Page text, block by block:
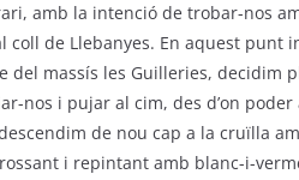
amb la intenció de trobar-nos
coll de Llebanyes. En aquest punt
del massís les Guilleries, decidim
nos i pujar al cim, des d’on
de nou cap a la cruïlla
i repintant amb blanc-i-